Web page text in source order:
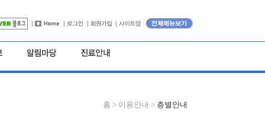
층별안내
이용안내 >
홈 >